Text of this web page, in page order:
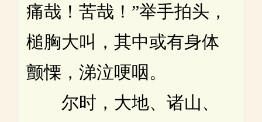
痛哉！苦哉！”举手拍头，
槌胸大叫，其中或有身体
颤慄，涕泣哽咽。
尔时，大地、诸山、